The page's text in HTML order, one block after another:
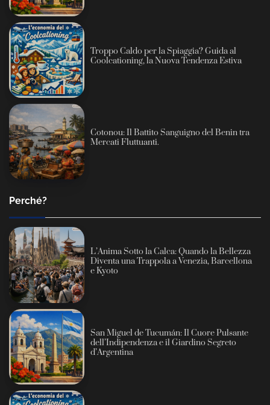
Troppo Caldo per la Spiaggia? Guida al
Coolcationing, la Nuova Tendenza Estiva
Cotonou: Il Battito Sanguigno del Benin tra
Mercati Fluttuanti.
Perché?
L’Anima Sotto la Calca: Quando la Bellezza
Diventa una Trappola a Venezia, Barcellona
e Kyoto
San Miguel de Tucumán: Il Cuore Pulsante
dell’Indipendenza e il Giardino Segreto
d’Argentina